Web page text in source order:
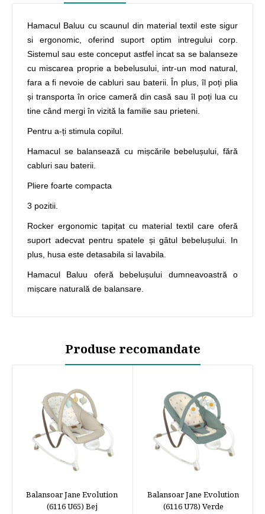
Hamacul Baluu cu scaunul din material textil este sigur
si ergonomic, oferind suport optim intregului corp.
Sistemul sau este conceput astfel incat sa se balanseze
cu miscarea proprie a bebelusului, intr-un mod natural,
fara a fi nevoie de cabluri sau baterii. În plus, îl poți plia
și transporta în orice cameră din casă sau îl poți lua cu
tine când mergi în vizită la familie sau prieteni.
Pentru a-ți stimula copilul.
Hamacul se balansează cu mișcările bebelușului, fără
cabluri sau baterii.
Pliere foarte compacta
3 pozitii.
Rocker ergonomic tapițat cu material textil care oferă
suport adecvat pentru spatele și gâtul bebelușului. In
plus, husa este detasabila si lavabila.
Hamacul Baluu oferă bebelușului dumneavoastră o
mișcare naturală de balansare.
Produse recomandate
Balansoar Jane Evolution
(6116 U65) Bej
Balansoar Jane Evolution
(6116 U78) Verde